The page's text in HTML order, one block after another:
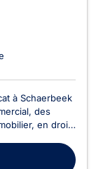
à Schaerbeek
des
en droit
les